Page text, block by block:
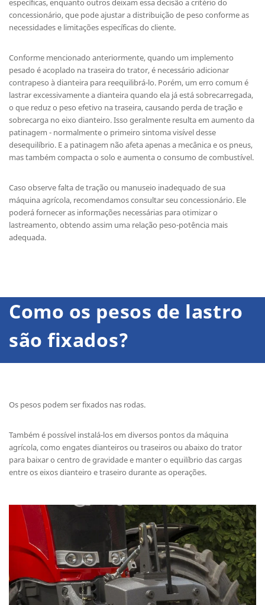
específicas, enquanto outros deixam essa decisão a critério do
concessionário, que pode ajustar a distribuição de peso conforme as
necessidades e limitações específicas do cliente.
Conforme mencionado anteriormente, quando um implemento
pesado é acoplado na traseira do trator, é necessário adicionar
contrapeso à dianteira para reequilibrá-lo. Porém, um erro comum é
lastrar excessivamente a dianteira quando ela já está sobrecarregada,
o que reduz o peso efetivo na traseira, causando perda de tração e
sobrecarga no eixo dianteiro. Isso geralmente resulta em aumento da
patinagem - normalmente o primeiro sintoma visível desse
desequilíbrio. E a patinagem não afeta apenas a mecânica e os pneus,
mas também compacta o solo e aumenta o consumo de combustível.
Caso observe falta de tração ou manuseio inadequado de sua
máquina agrícola, recomendamos consultar seu concessionário. Ele
poderá fornecer as informações necessárias para otimizar o
lastreamento, obtendo assim uma relação peso-potência mais
adequada.
Como os pesos de lastro
são fixados?
Os pesos podem ser fixados nas rodas.
Também é possível instalá-los em diversos pontos da máquina
agrícola, como engates dianteiros ou traseiros ou abaixo do trator
para baixar o centro de gravidade e manter o equilíbrio das cargas
entre os eixos dianteiro e traseiro durante as operações.